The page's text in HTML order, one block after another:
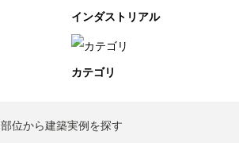
インダストリアル
カテゴリ
部位から建築実例を探す